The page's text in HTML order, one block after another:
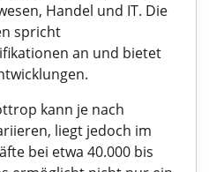
Handel und IT. Die
spricht
an und bietet
kann je nach
liegt jedoch im
bei etwa 40.000 bis